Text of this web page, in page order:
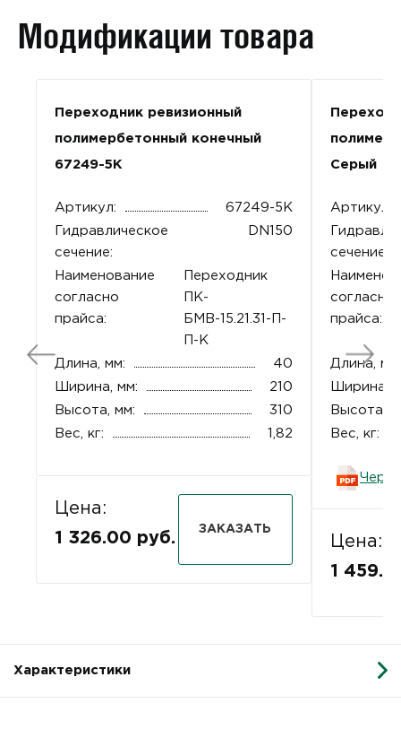
Модификации товара
Переходник ревизионный
полимербетонный конечный
67249-5К
Артикул:
67249-5К
Гидравлическое
сечение:
DN150
Наименование
согласно
прайса:
Переходник
ПК-
БМВ-15.21.31-П-
П-К
Длина, мм:
40
Ширина, мм:
210
Высота, мм:
310
Вес, кг:
1,82
Цена:
1 326.00 руб.
ЗАКАЗАТЬ
Серый
Артикул:
сечение:
согласно
прайса:
Длина, мм:
Ширина,
Высота,
Вес, кг:
Цена:
1
Характеристики